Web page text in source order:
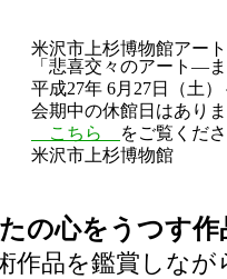
米沢市上杉博物館アー
「悲喜交々のアート―
平成27年 6月27日（土
会期中の休館日はあり
こちら
をご覧くだ
米沢市上杉博物館
の心をうつす
作品を鑑賞しなが